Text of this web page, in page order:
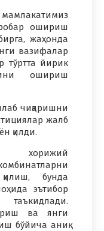
ошириш
жаҳонда
вазифалар
тўртта йирик
ошириш
чиқаришни
жалб
қилди.
хорижий
бунда
эътибор
ва янги
бўйича аниқ